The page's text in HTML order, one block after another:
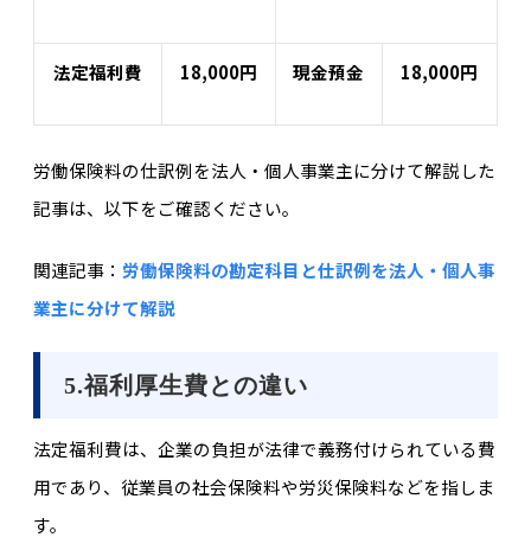
法定福利費 18,000円 現金預金 18,000円
労働保険料の仕訳例を法人・個人事業主に分けて解説した
記事は、以下をご確認ください。
関連記事： 労働保険料の勘定科目と仕訳例を法人・個人事
業主に分けて解説
5.福利厚生費との違い
法定福利費は、企業の負担が法律で義務付けられている費
用であり、従業員の社会保険料や労災保険料などを指しま
す。